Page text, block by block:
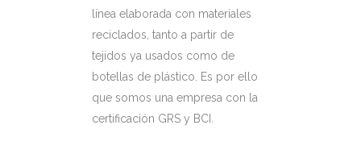
línea elaborada con materiales
reciclados, tanto a partir de
tejidos ya usados como de
botellas de plástico. Es por ello
que somos una empresa con la
certificación GRS y BCI.